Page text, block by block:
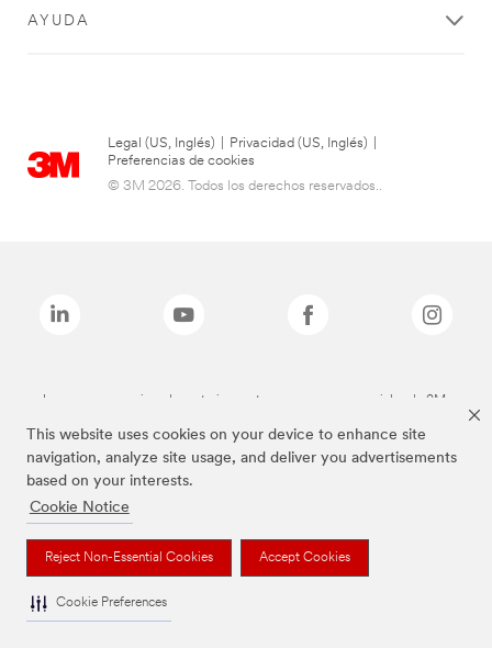
This website uses cookies on your device to enhance site
navigation, analyze site usage, and deliver you advertisements
based on your interests.
Cookie Notice
Reject Non-Essential Cookies Accept Cookies
Cookie Preferences
AYUDA
Legal (US, Inglés) Privacidad (US, Inglés)
Preferencias de cookies
© 3M 2026. Todos los derechos reservados..
Las marcas mencionadas anteriormente son marcas comerciales de 3M.